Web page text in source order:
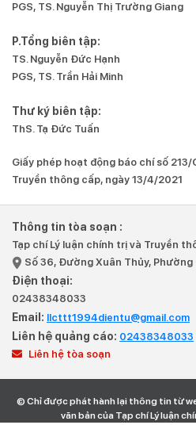
PGS, TS. Nguyễn Thị Trường Giang
P.Tổng biên tập:
TS. Nguyễn Đức Hạnh
PGS, TS. Trần Hải Minh
Thư ký biên tập:
ThS. Tạ Đức Tuấn
Giấy phép hoạt động báo chí số
Truyền thông cấp, ngày 13/4/2021
Thông tin tòa soạn :
Tạp chí Lý luận chính trị và Truyền
Số 36, Đường Xuân Thủy, Phường
Điện thoại:
02438348033
Email: llcttt1994dientu@gmail.com
Liên hệ quảng cáo: 02438348033
Liên hệ tòa soạn
© Chỉ được phát hành lại thông tin từ
văn bản của Tạp chí Lý luận